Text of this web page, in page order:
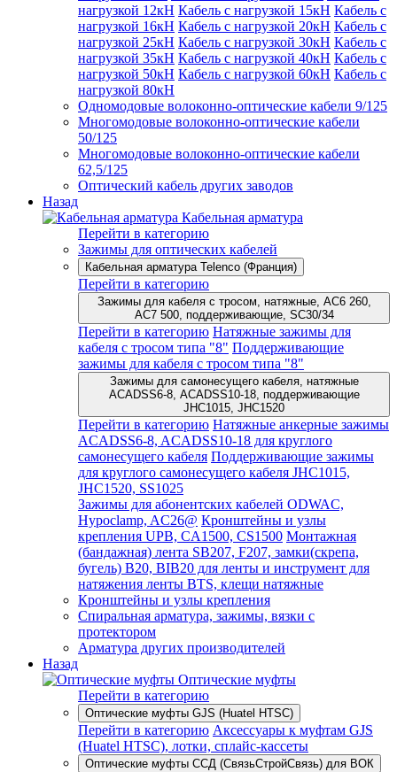
нагрузкой 12кН Кабель с нагрузкой 15кН Кабель с
нагрузкой 16кН Кабель с нагрузкой 20кН Кабель с
нагрузкой 25кН Кабель с нагрузкой 30кН Кабель с
нагрузкой 35кН Кабель с нагрузкой 40кН Кабель с
нагрузкой 50кН Кабель с нагрузкой 60кН Кабель с
нагрузкой 80кН
Одномодовые волоконно-оптические кабели 9/125
Многомодовые волоконно-оптические кабели
50/125
Многомодовые волоконно-оптические кабели
62,5/125
Оптический кабель других заводов
Назад
Кабельная арматура
Перейти в категорию
Зажимы для оптических кабелей
Кабельная арматура Telenco (Франция)
Перейти в категорию
Зажимы для кабеля с тросом, натяжные, AC6 260,
AC7 500, поддерживающие, SC30/34
Перейти в категорию Натяжные зажимы для
кабеля с тросом типа "8" Поддерживающие
зажимы для кабеля с тросом типа "8"
Зажимы для самонесущего кабеля, натяжные
ACADSS6-8, ACADSS10-18, поддерживающие
JHC1015, JHC1520
Перейти в категорию Натяжные анкерные зажимы
ACADSS6-8, ACADSS10-18 для круглого
самонесущего кабеля Поддерживающие зажимы
для круглого самонесущего кабеля JHC1015,
JHC1520, SS1025
Зажимы для абонентских кабелей ODWAC,
Hypoclamp, AC26@ Кронштейны и узлы
крепления UPB, CA1500, CS1500 Монтажная
(бандажная) лента SB207, F207, замки(скрепа,
бугель) B20, BIB20 для ленты и инструмент для
натяжения ленты BTS, клещи натяжные
Кронштейны и узлы крепления
Спиральная арматура, зажимы, вязки с
протектором
Арматура других производителей
Назад
Оптические муфты
Перейти в категорию
Оптические муфты GJS (Huatel HTSC)
Перейти в категорию Аксессуары к муфтам GJS
(Huatel HTSC), лотки, сплайс-кассеты
Оптические муфты ССД (СвязьСтройСвязь) для ВОК